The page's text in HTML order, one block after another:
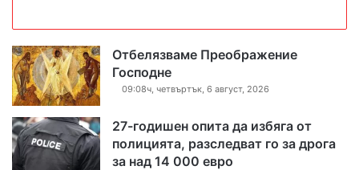
Отбелязваме Преображение
Господне
09:08ч, четвъртък, 6 август, 2026
27-годишен опита да избяга от
полицията, разследват го за дрога
за над 14 000 евро